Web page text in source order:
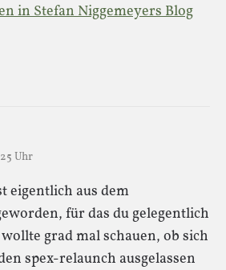
in Stefan Niggemeyers Blog
Uhr
eigentlich aus dem
für das du gelegentlich
grad mal schauen, ob sich
spex-relaunch ausgelassen